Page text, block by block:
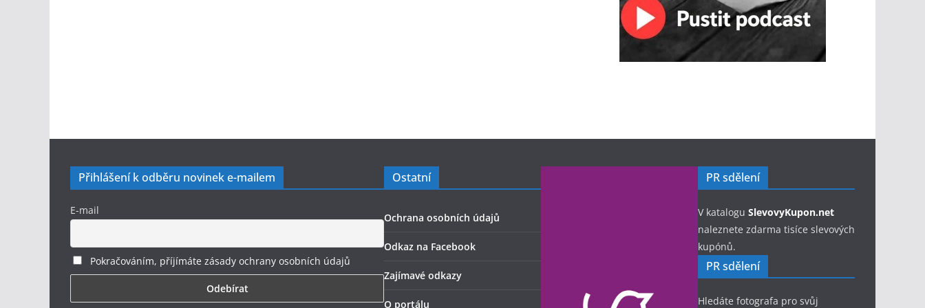
Přihlášení k odběru novinek e-mailem
E-mail
Pokračováním, příjímáte zásady ochrany osobních údajů
Ostatní
Ochrana osobních údajů
Odkaz na Facebook
Zajímavé odkazy
O portálu
PR sdělení
V katalogu SlevovyKupon.net
naleznete zdarma tisíce slevových
kupónů.
PR sdělení
Hledáte fotografa pro svůj